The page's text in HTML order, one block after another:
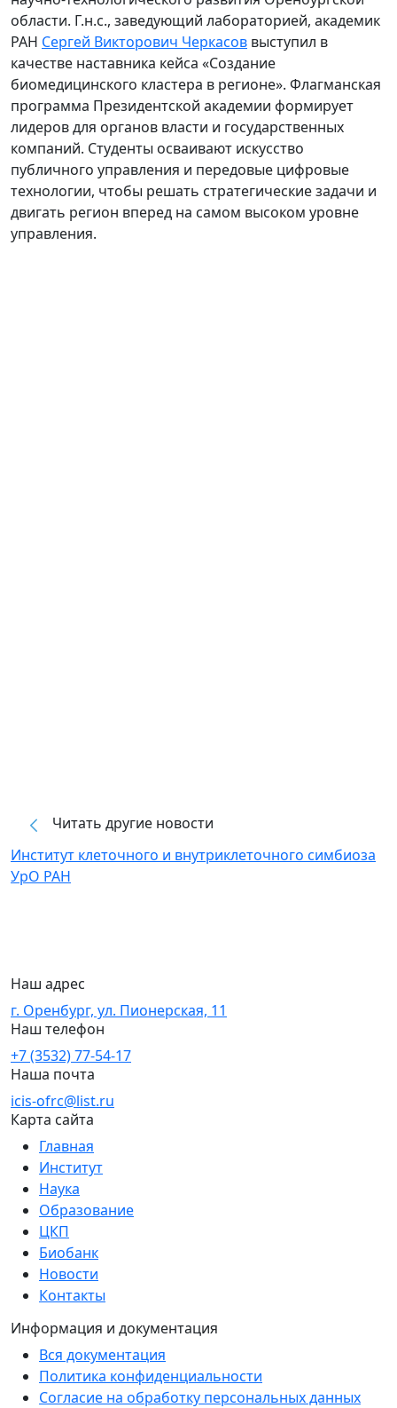
области. Г.н.с., заведующий лабораторией, академик
РАН Сергей Викторович Черкасов выступил в
качестве наставника кейса «Создание
биомедицинского кластера в регионе». Флагманская
программа Президентской академии формирует
лидеров для органов власти и государственных
компаний. Студенты осваивают искусство
публичного управления и передовые цифровые
технологии, чтобы решать стратегические задачи и
двигать регион вперед на самом высоком уровне
управления.
Читать другие новости
Институт клеточного и внутриклеточного симбиоза
УрО РАН
Наш адрес
г. Оренбург, ул. Пионерская, 11
Наш телефон
+7 (3532) 77-54-17
Наша почта
icis-ofrc@list.ru
Карта сайта
Главная
Институт
Наука
Образование
ЦКП
Биобанк
Новости
Контакты
Информация и документация
Вся документация
Политика конфиденциальности
Согласие на обработку персональных данных